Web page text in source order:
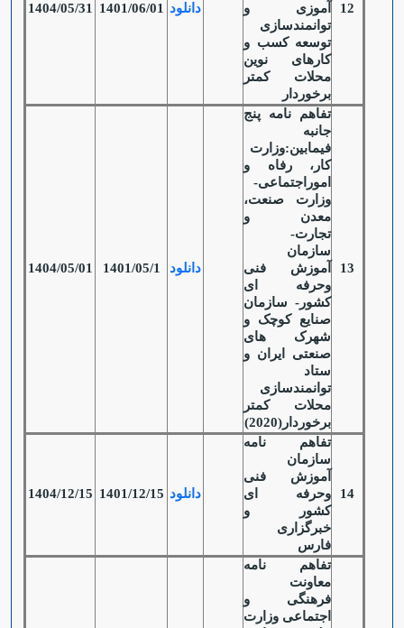
12
آموزی و
توانمندسازی
توسعه کسب و
کارهای نوین
محلات کمتر
برخوردار
دانلود 1401/06/01
1404/05/31
13
تفاهم نامه پنج
جانبه
فیمابین:وزارت
کار، رفاه و
اموراجتماعی-
وزارت صنعت،
معدن و
تجارت-
سازمان
آموزش فنی
وحرفه ای
کشور- سازمان
صنایع کوچک و
شهرک های
صنعتی ایران و
ستاد
توانمندسازی
محلات کمتر
برخوردار(2020)
دانلود 1401/05/1
1404/05/01
14
تفاهم نامه
سازمان
آموزش فنی
وحرفه ای
کشور و
خبرگزاری
فارس
دانلود 1401/12/15
1404/12/15
تفاهم نامه
معاونت
فرهنگی و
اجتماعی وزارت